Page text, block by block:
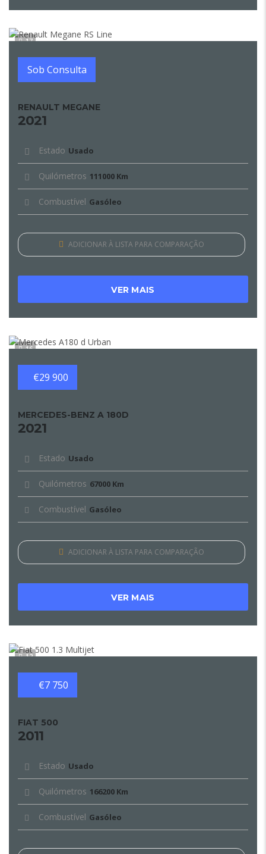
17
Sob Consulta
RENAULT MEGANE
2021
Estado Usado
Quilómetros 111000 Km
Combustível Gasóleo
ADICIONAR À LISTA PARA COMPARAÇÃO
VER MAIS
16
€29 900
MERCEDES-BENZ A 180D
2021
Estado Usado
Quilómetros 67000 Km
Combustível Gasóleo
ADICIONAR À LISTA PARA COMPARAÇÃO
VER MAIS
12
€7 750
FIAT 500
2011
Estado Usado
Quilómetros 166200 Km
Combustível Gasóleo